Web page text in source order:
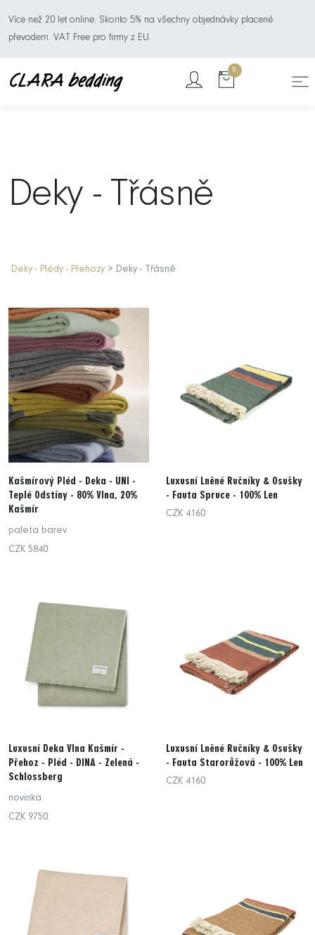
Více než 20 let online. Skonto 5% na všechny objednávky placené
převodem. VAT Free pro firmy z EU.
0
Deky - Třásně
Deky - Plédy - Přehozy > Deky - Třásně
Kašmírový Pléd - Deka - UNI -
Teplé Odstíny - 80% Vlna, 20%
Kašmír
paleta barev
CZK 5840
Luxusní Lněné Ručníky & Osušky
- Fauta Spruce - 100% Len
CZK 4160
Luxusní Deka Vlna Kašmír -
Přehoz - Pléd - DINA - Zelená -
Schlossberg
novinka
CZK 9750
Luxusní Lněné Ručníky & Osušky
- Fauta Starorůžová - 100% Len
CZK 4160